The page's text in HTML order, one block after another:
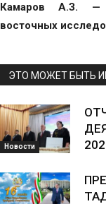
Камаров А.З. —
восточных
ЭТО МОЖЕТ БЫТЬ
Новости